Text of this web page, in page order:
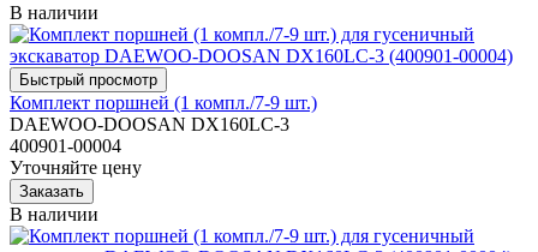
В наличии
Комплект поршней (1 компл./7-9 шт.)
DAEWOO-DOOSAN DX160LC-3
400901-00004
Уточняйте цену
В наличии